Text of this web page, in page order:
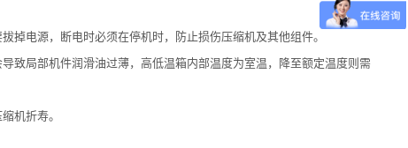
电源，断电时必须在停机时，防止损伤压缩机及其他组件。
局部机件润滑油过薄，高低温箱内部温度为室温，降至额定温度则需
机折寿。